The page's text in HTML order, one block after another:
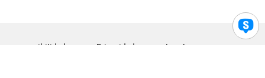
accesibilidad Privacidad Legal